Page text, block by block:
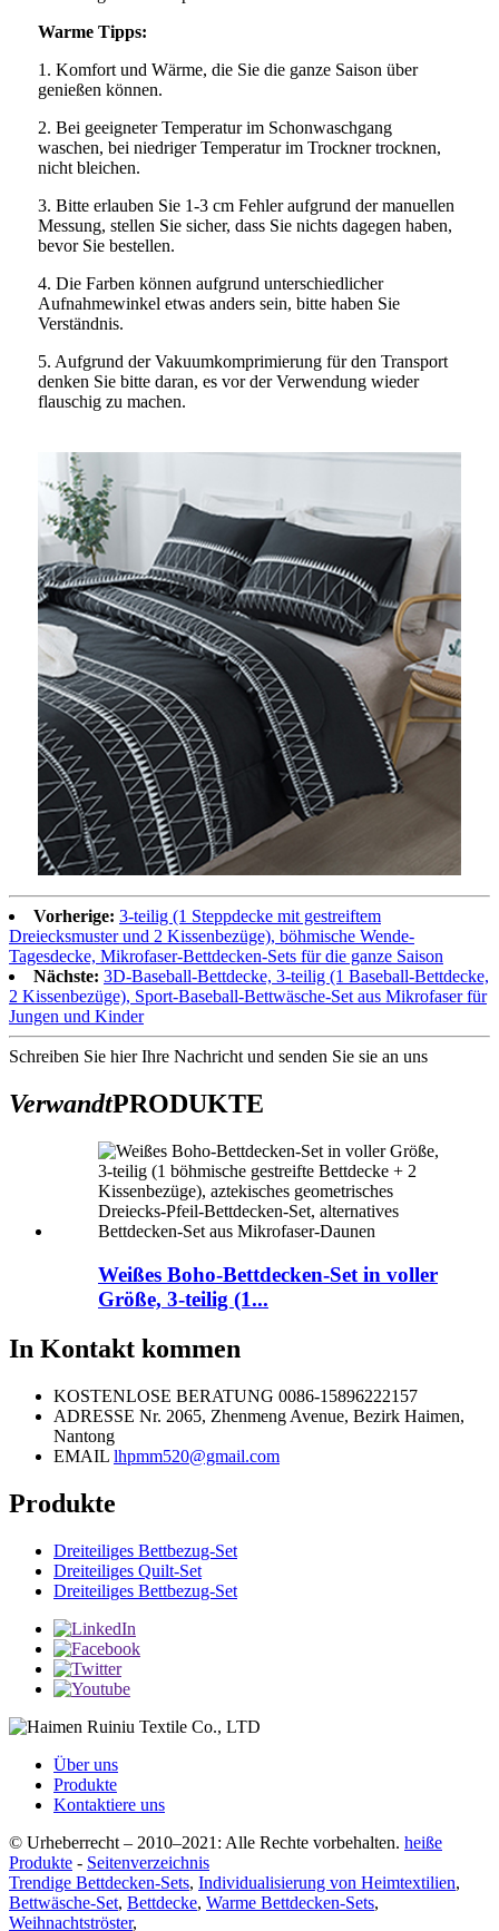
Warme Tipps:
1. Komfort und Wärme, die Sie die ganze Saison über
genießen können.
2. Bei geeigneter Temperatur im Schonwaschgang
waschen, bei niedriger Temperatur im Trockner trocknen,
nicht bleichen.
3. Bitte erlauben Sie 1-3 cm Fehler aufgrund der manuellen
Messung, stellen Sie sicher, dass Sie nichts dagegen haben,
bevor Sie bestellen.
4. Die Farben können aufgrund unterschiedlicher
Aufnahmewinkel etwas anders sein, bitte haben Sie
Verständnis.
5. Aufgrund der Vakuumkomprimierung für den Transport
denken Sie bitte daran, es vor der Verwendung wieder
flauschig zu machen.
Vorherige: 3-teilig (1 Steppdecke mit gestreiftem
Dreiecksmuster und 2 Kissenbezüge), böhmische Wende-
Tagesdecke, Mikrofaser-Bettdecken-Sets für die ganze Saison
Nächste: 3D-Baseball-Bettdecke, 3-teilig (1 Baseball-Bettdecke,
2 Kissenbezüge), Sport-Baseball-Bettwäsche-Set aus Mikrofaser für
Jungen und Kinder
Schreiben Sie hier Ihre Nachricht und senden Sie sie an uns
VerwandtPRODUKTE
Weißes Boho-Bettdecken-Set in voller
Größe, 3-teilig (1...
In Kontakt kommen
KOSTENLOSE BERATUNG 0086-15896222157
ADRESSE Nr. 2065, Zhenmeng Avenue, Bezirk Haimen,
Nantong
EMAIL lhpmm520@gmail.com
Produkte
Dreiteiliges Bettbezug-Set
Dreiteiliges Quilt-Set
Dreiteiliges Bettbezug-Set
Über uns
Produkte
Kontaktiere uns
© Urheberrecht – 2010–2021: Alle Rechte vorbehalten. heiße
Produkte - Seitenverzeichnis
Trendige Bettdecken-Sets, Individualisierung von Heimtextilien,
Bettwäsche-Set, Bettdecke, Warme Bettdecken-Sets,
Weihnachtströster,